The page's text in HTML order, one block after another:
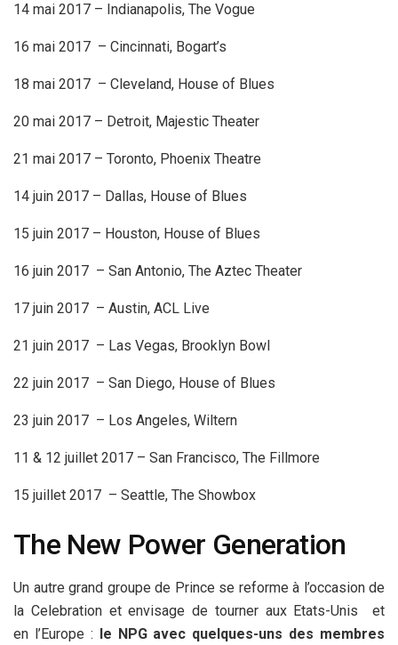
14 mai 2017 – Indianapolis, The Vogue
16 mai 2017 – Cincinnati, Bogart’s
18 mai 2017 – Cleveland, House of Blues
20 mai 2017 – Detroit, Majestic Theater
21 mai 2017 – Toronto, Phoenix Theatre
14 juin 2017 – Dallas, House of Blues
15 juin 2017 – Houston, House of Blues
16 juin 2017 – San Antonio, The Aztec Theater
17 juin 2017 – Austin, ACL Live
21 juin 2017 – Las Vegas, Brooklyn Bowl
22 juin 2017 – San Diego, House of Blues
23 juin 2017 – Los Angeles, Wiltern
11 & 12 juillet 2017 – San Francisco, The Fillmore
15 juillet 2017 – Seattle, The Showbox
The New Power Generation
Un autre grand groupe de Prince se reforme à l’occasion de
la Celebration et envisage de tourner aux Etats-Unis et
en l’Europe : le NPG avec quelques-uns des membres